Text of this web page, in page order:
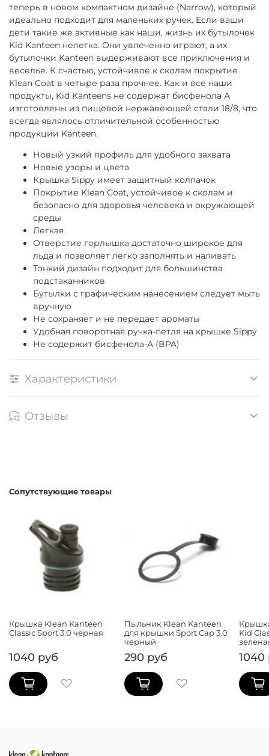
теперь в новом компактном дизайне (Narrow), который
идеально подходит для маленьких ручек. Если ваши
дети такие же активные как наши, жизнь их бутылочек
Kid Kanteen нелегка. Они увлеченно играют, а их
бутылочки Kanteen выдерживают все приключения и
веселье. К счастью, устойчивое к сколам покрытие
Klean Coat в четыре раза прочнее. Как и все наши
продукты, Kid Kanteens не содержат бисфенола А
изготовлены из пищевой нержавеющей стали 18/8, что
всегда являлось отличительной особенностью
продукции Kanteen.
Новый узкий профиль для удобного захвата
Новые узоры и цвета
Крышка Sippy имеет защитный колпачок
Покрытие Klean Coat, устойчивое к сколам и
безопасно для здоровья человека и окружающей
среды
Легкая
Отверстие горлышка достаточно широкое для
льда и позволяет легко заполнять и наливать
Тонкий дизайн подходит для большинства
подстаканников
Бутылки с графическим нанесением следует мыть
вручную
Не сохраняет и не передает ароматы
Удобная поворотная ручка-петля на крышке Sippy
Не содержит бисфенола-А (BPA)
Характеристики
Отзывы
Сопутствующие товары
Крышка Klean Kanteen
Classic Sport 3.0 черная
1040 руб
Пыльник Klean Kanteen
для крышки Sport Cap 3.0
черный
290 руб
Kid
1040